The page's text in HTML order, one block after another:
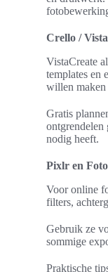
Crello /
VistaCreate
templates en
willen
Gratis
ontgrendelen
nodig heeft.
Pixlr en
Voor online
filters,
Gebruik ze
sommige
Praktische